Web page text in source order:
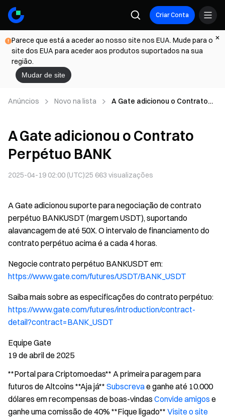
Criar Conta
Parece que está a aceder ao nosso site nos EUA. Mude para o
site dos EUA para aceder aos produtos suportados na sua
região.
Mudar de site
Anúncios Novo na lista
A Gate adicionou o Contrato
A Gate adicionou o Contrato
Perpétuo BANK
2025-04-19 02:00 (UTC)25 663 visualizações
A Gate adicionou suporte para negociação de contrato
perpétuo BANKUSDT (margem USDT), suportando
alavancagem de até 50X. O intervalo de financiamento do
contrato perpétuo acima é a cada 4 horas.
Negocie contrato perpétuo BANKUSDT em:
https://www.gate.com/futures/USDT/BANK_USDT
Saiba mais sobre as especificações do contrato perpétuo:
https://www.gate.com/futures/introduction/contract-
detail?contract=BANK_USDT
Equipe Gate
19 de abril de 2025
**Portal para Criptomoedas** A primeira paragem para
futuros de Altcoins **Aja já** Subscrevae ganhe até 10.000
dólares em recompensas de boas-vindas Convide amigos e
ganhe uma comissão de 40% **Fique ligado** Visite o site